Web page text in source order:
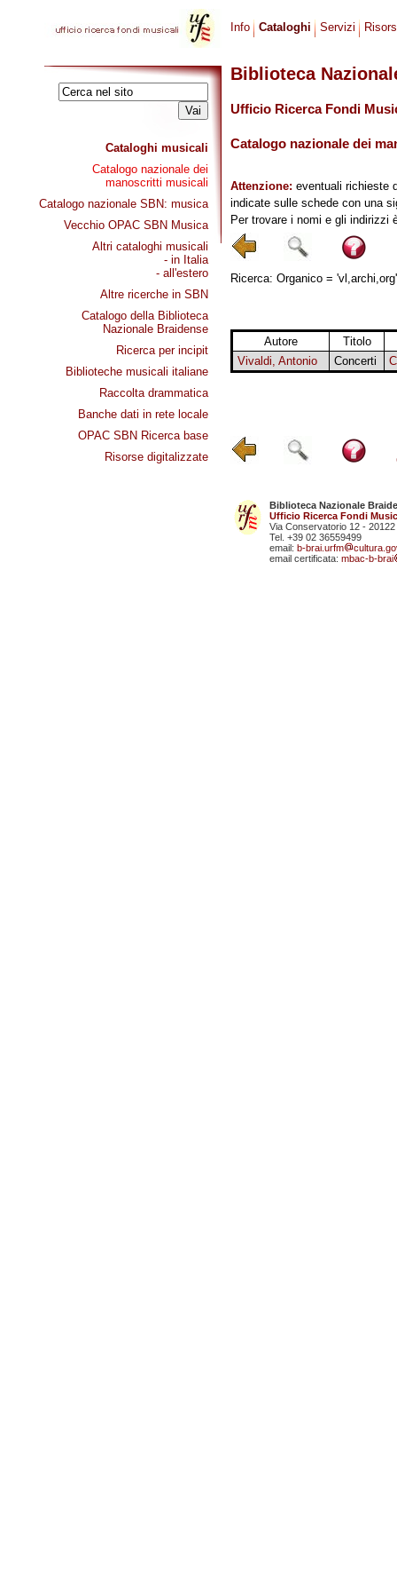
Cataloghi musicali
Catalogo nazionale dei
manoscritti musicali
Catalogo nazionale SBN: musica
Vecchio OPAC SBN Musica
Altri cataloghi musicali
- in Italia
- all'estero
Altre ricerche in SBN
Catalogo della Biblioteca
Nazionale Braidense
Ricerca per incipit
Biblioteche musicali italiane
Raccolta drammatica
Banche dati in rete locale
OPAC SBN Ricerca base
Risorse digitalizzate
Info Cataloghi Servizi
Biblioteca
Ufficio Ricerca Fondi
Catalogo nazionale dei
Attenzione: eventuali richieste
indicate sulle schede con una
Per trovare i nomi e gli indirizzi
Ricerca: Organico =
Autore
Titolo
Vivaldi, Antonio
Concerti
Biblioteca Nazionale
Ufficio Ricerca Fondi
Via Conservatorio 12 - 20122
Tel. +39 02 36559499
email: b-brai.urfm
email certificata: mbac-b-brai